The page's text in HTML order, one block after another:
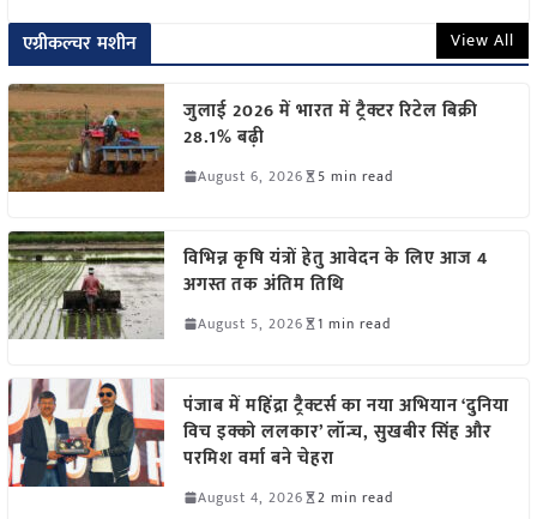
एग्रीकल्चर मशीन View All
जुलाई 2026 में भारत में ट्रैक्टर रिटेल बिक्री
28.1% बढ़ी
August 6, 2026 5 min read
विभिन्न कृषि यंत्रों हेतु आवेदन के लिए आज 4
अगस्त तक अंतिम तिथि
August 5, 2026 1 min read
पंजाब में महिंद्रा ट्रैक्टर्स का नया अभियान ‘दुनिया
विच इक्को ललकार’ लॉन्च, सुखबीर सिंह और
परमिश वर्मा बने चेहरा
August 4, 2026 2 min read